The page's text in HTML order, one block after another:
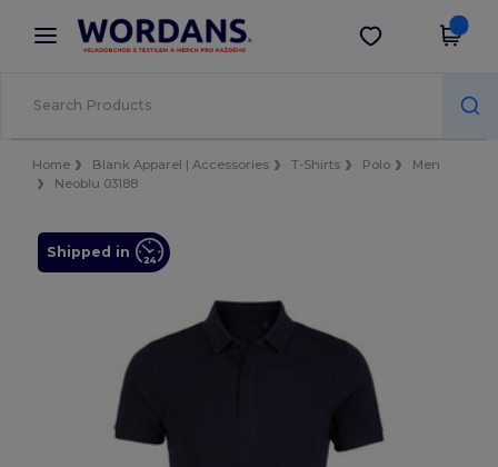
× Aplikace Wordans
Lepší ceny v aplikaci!
Stáhnout app
Home Blank Apparel | Accessories T-Shirts Polo
Men
Neoblu 03188
Shipped in